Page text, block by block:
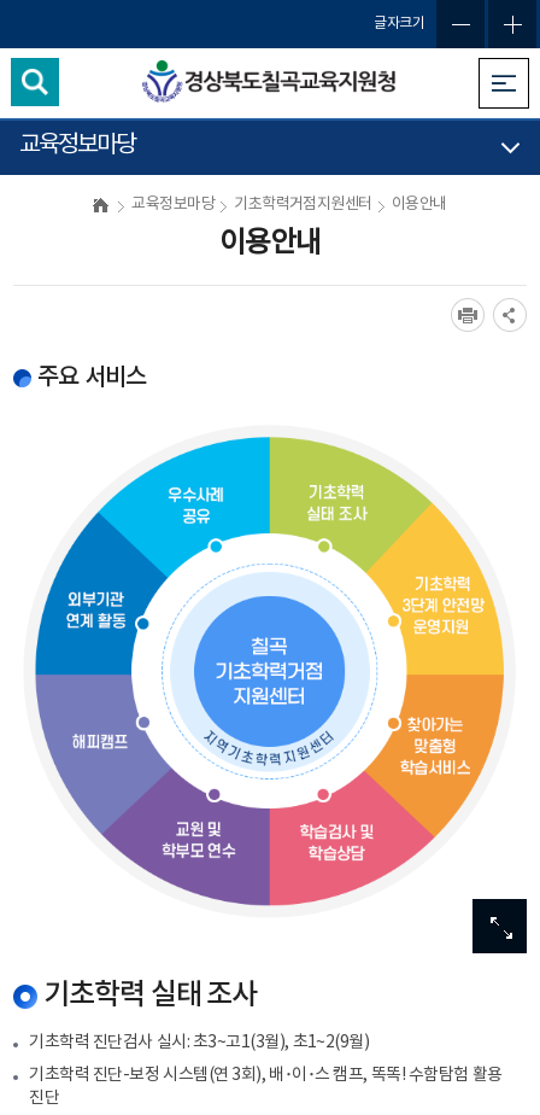
글자크기
교육정보마당
교육정보마당 기초학력거점지원센터 이용안내
이용안내
주요 서비스
확
확
확
확
확
기초학력 실태 조사
기초학력 진단검사 실시: 초3~고1(3월), 초1~2(9월)
기초학력 진단-보정 시스템(연 3회), 배･이･스 캠프, 똑똑! 수함탐험 활용
진단